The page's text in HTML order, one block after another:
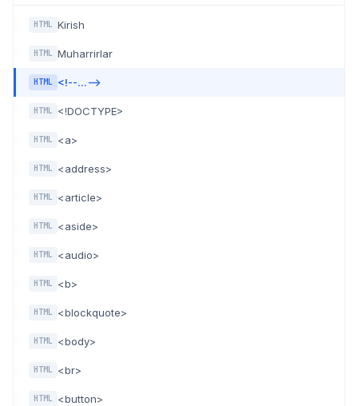
HTML Kirish
HTML Muharrirlar
HTML <!--...-->
HTML <!DOCTYPE>
HTML <a>
HTML <address>
HTML <article>
HTML <aside>
HTML <audio>
HTML <b>
HTML <blockquote>
HTML <body>
HTML <br>
HTML <button>